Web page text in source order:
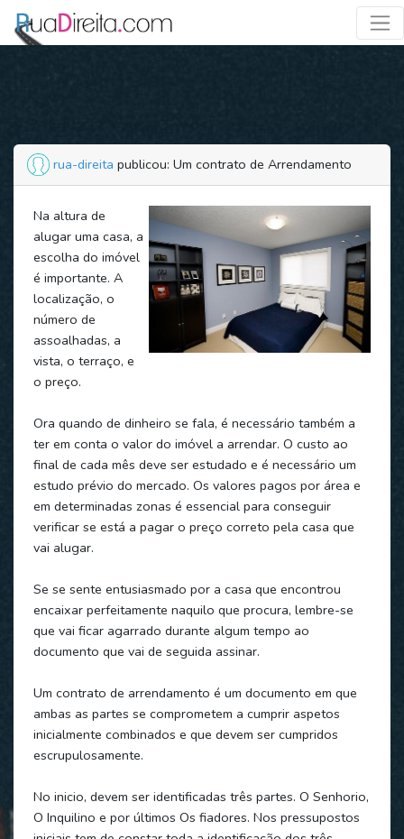
rua-direita publicou: Um contrato de Arrendamento
Na altura de
alugar uma casa, a
escolha do imóvel
é importante. A
localização, o
número de
assoalhadas, a
vista, o terraço, e
o preço.
Ora quando de dinheiro se fala, é necessário também a
ter em conta o valor do imóvel a arrendar. O custo ao
final de cada mês deve ser estudado e é necessário um
estudo prévio do mercado. Os valores pagos por área e
em determinadas zonas é essencial para conseguir
verificar se está a pagar o preço correto pela casa que
vai alugar.
Se se sente entusiasmado por a casa que encontrou
encaixar perfeitamente naquilo que procura, lembre-se
que vai ficar agarrado durante algum tempo ao
documento que vai de seguida assinar.
Um contrato de arrendamento é um documento em que
ambas as partes se comprometem a cumprir aspetos
inicialmente combinados e que devem ser cumpridos
escrupulosamente.
No inicio, devem ser identificadas três partes. O Senhorio,
O Inquilino e por últimos Os fiadores. Nos pressupostos